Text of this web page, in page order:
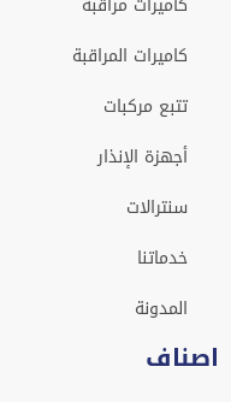
كاميرات المراقبة
تتبع مركبات
أجهزة الإنذار
سنترالات
خدماتنا
المدونة
اصناف